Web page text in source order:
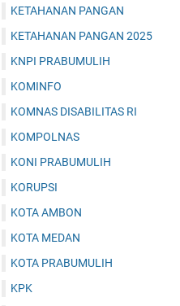
KETAHANAN PANGAN
KETAHANAN PANGAN 2025
KNPI PRABUMULIH
KOMINFO
KOMNAS DISABILITAS RI
KOMPOLNAS
KONI PRABUMULIH
KORUPSI
KOTA AMBON
KOTA MEDAN
KOTA PRABUMULIH
KPK